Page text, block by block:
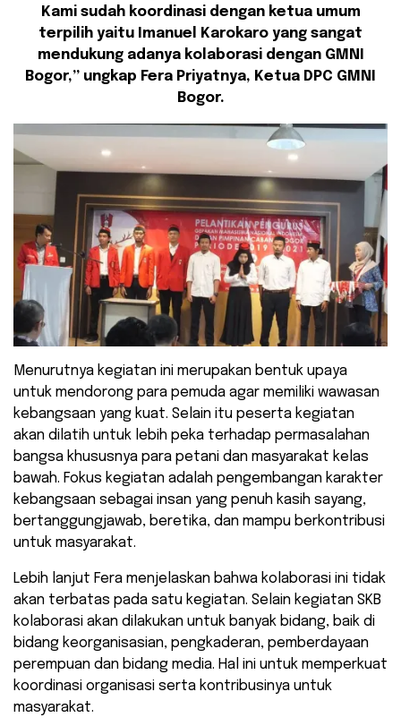
Kami sudah koordinasi dengan ketua umum
terpilih yaitu Imanuel Karokaro yang sangat
mendukung adanya kolaborasi dengan GMNI
Bogor,” ungkap Fera Priyatnya, Ketua DPC GMNI
Bogor.
Menurutnya kegiatan ini merupakan bentuk upaya
untuk mendorong para pemuda agar memiliki wawasan
kebangsaan yang kuat. Selain itu peserta kegiatan
akan dilatih untuk lebih peka terhadap permasalahan
bangsa khususnya para petani dan masyarakat kelas
bawah. Fokus kegiatan adalah pengembangan karakter
kebangsaan sebagai insan yang penuh kasih sayang,
bertanggungjawab, beretika, dan mampu berkontribusi
untuk masyarakat.
Lebih lanjut Fera menjelaskan bahwa kolaborasi ini tidak
akan terbatas pada satu kegiatan. Selain kegiatan SKB
kolaborasi akan dilakukan untuk banyak bidang, baik di
bidang keorganisasian, pengkaderan, pemberdayaan
perempuan dan bidang media. Hal ini untuk memperkuat
koordinasi organisasi serta kontribusinya untuk
masyarakat.